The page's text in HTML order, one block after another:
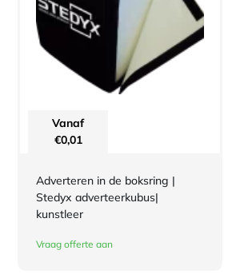
Vanaf
€0,01
Adverteren in de boksring |
Stedyx adverteerkubus|
kunstleer
Vraag offerte aan